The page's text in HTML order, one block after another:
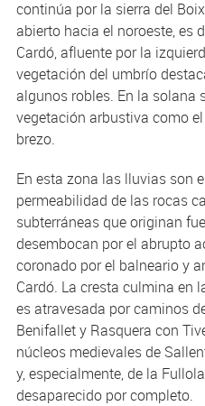
continúa por la sierra del
abierto hacia el noroeste, es
Cardó, afluente por la
vegetación del umbrío
algunos robles. En la solana
vegetación arbustiva como
brezo.
En esta zona las lluvias son
permeabilidad de las rocas
subterráneas que originan
desembocan por el abrupto
coronado por el balneario y
Cardó. La cresta culmina en
es atravesada por caminos
Benifallet y Rasquera con
núcleos medievales de
y, especialmente, de la
desaparecido por completo.